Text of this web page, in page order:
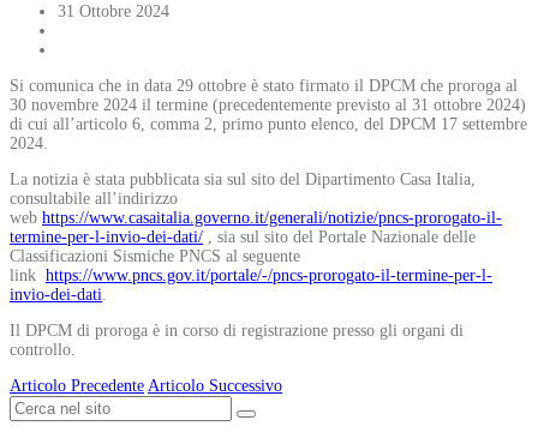
31 Ottobre 2024
Si comunica che in data 29 ottobre è stato firmato il DPCM che proroga al
30 novembre 2024 il termine (precedentemente previsto al 31 ottobre 2024)
di cui all’articolo 6, comma 2, primo punto elenco, del DPCM 17 settembre
2024.
La notizia è stata pubblicata sia sul sito del Dipartimento Casa Italia,
consultabile all’indirizzo
web https://www.casaitalia.governo.it/generali/notizie/pncs-prorogato-il-
termine-per-l-invio-dei-dati/ , sia sul sito del Portale Nazionale delle
Classificazioni Sismiche PNCS al seguente
link https://www.pncs.gov.it/portale/-/pncs-prorogato-il-termine-per-l-
invio-dei-dati
Il DPCM di proroga è in corso di registrazione presso gli organi di
controllo.
Articolo Precedente Articolo Successivo